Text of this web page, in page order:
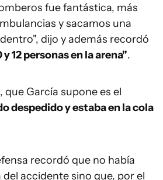
fue fantástica, más
y sacamos una
dijo y además recordó
12 personas en la arena".
que García supone es el
despedido y estaba en la cola
recordó que no había
accidente sino que, por el